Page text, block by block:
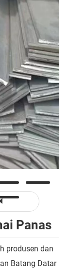
Panas
produsen dan
Batang Datar